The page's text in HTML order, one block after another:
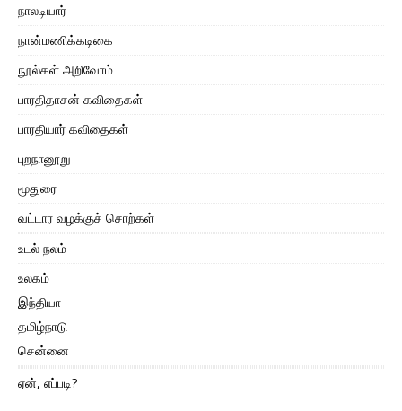
நாலடியார்
நான்மணிக்கடிகை
நூல்கள் அறிவோம்
பாரதிதாசன் கவிதைகள்
பாரதியார் கவிதைகள்
புறநானூறு
மூதுரை
வட்டார வழக்குச் சொற்கள்
உடல் நலம்
உலகம்
இந்தியா
தமிழ்நாடு
சென்னை
ஏன், எப்படி?